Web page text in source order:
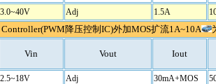
3.0~40V Adj 1.5A
降压控制IC)外加MOS扩流1A~10A
Vin Vout Iout
2.5~18V Adj 30mA+MOS